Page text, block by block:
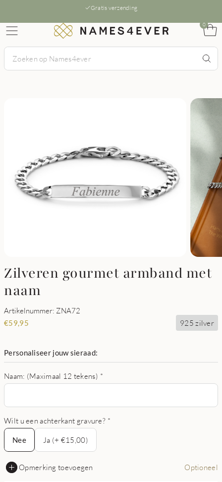
Gratis verzending
0
Zilveren gourmet armband met
naam
Artikelnummer: ZNA72
€59,95 925 zilver
Personaliseer jouw sieraad:
Naam: (Maximaal 12 tekens) *
Wilt u een achterkant gravure? *
Nee
Nee
Ja (+ €15,00)
Opmerking toevoegen Optioneel